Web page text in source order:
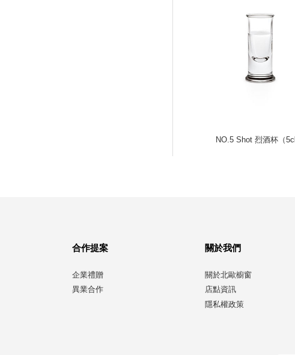
NO.5 Shot 烈酒杯（5cl
合作提案
企業禮贈
異業合作
關於我們
關於北歐櫥窗
店點資訊
隱私權政策